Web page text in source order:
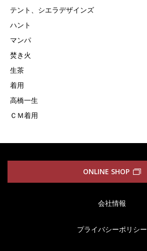
テント、シエラデザインズ
ハント
マンパ
焚き火
生茶
着用
高橋一生
ＣＭ着用
ONLINE SHOP
会社情報
プライバシーポリシー